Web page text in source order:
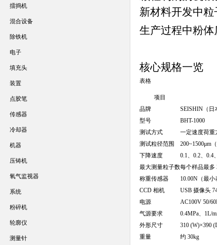
新材料开发中
生产过程中粉
核心规格一览
表格
项目
品牌
SEISHIN（日
型号
BHT-1000
测试方式
一定速度荷重
测试粒径范围
200~1500μm
下降速度
0.1、0.2、0.4
最大测量粒子数每个样品最多
称重传感器
10.00N（最
CCD 相机
USB 摄像头
电源
AC100V 50/
气源要求
0.4MPa、1L/
外形尺寸
310 (W)×390
重量
约 30kg
擂捣机
混合设备
除铁机
电子
填充头
装置
点胶笔
传感器
冷却器
机器
压铸机
氧气监视器
系统
粉碎机
轮廓仪
测量针